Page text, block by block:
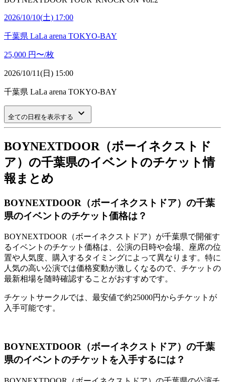
2026/10/10(土) 17:00
千葉県 LaLa arena TOKYO-BAY
25,000 円〜/枚
2026/10/11(日) 15:00
千葉県 LaLa arena TOKYO-BAY
全ての日程を表示する keyboard_arrow_down
BOYNEXTDOOR（ボーイネクストド
ア）の千葉県のイベントのチケット情
報まとめ
BOYNEXTDOOR（ボーイネクストドア）の千葉
県のイベントのチケット価格は？
BOYNEXTDOOR（ボーイネクストドア）が千葉県で開催す
るイベントのチケット価格は、公演の日時や会場、座席の位
置や人気度、購入するタイミングによって異なります。特に
人気の高い公演では価格変動が激しくなるので、チケットの
最新相場を随時確認することがおすすめです。
チケットサークルでは、最安値で約25000円からチケットが
入手可能です。
BOYNEXTDOOR（ボーイネクストドア）の千葉
県のイベントのチケットを入手するには？